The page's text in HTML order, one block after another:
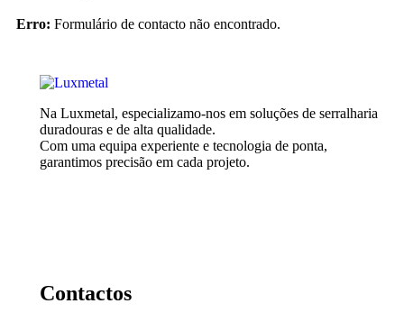
Erro: Formulário de contacto não encontrado.
Na Luxmetal, especializamo-nos em soluções de serralharia
duradouras e de alta qualidade.
Com uma equipa experiente e tecnologia de ponta,
garantimos precisão em cada projeto.
Contactos